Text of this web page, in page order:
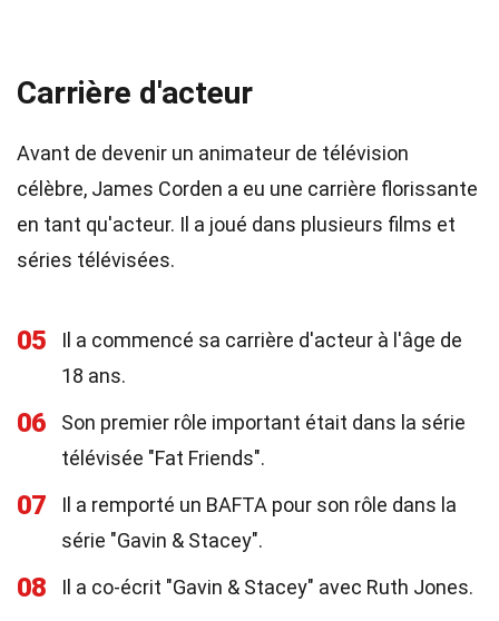
Carrière d'acteur
Avant de devenir un animateur de télévision
célèbre, James Corden a eu une carrière florissante
en tant qu'acteur. Il a joué dans plusieurs films et
séries télévisées.
05
Il a commencé sa carrière d'acteur à l'âge de
18 ans.
06
Son premier rôle important était dans la série
télévisée "Fat Friends".
07
Il a remporté un BAFTA pour son rôle dans la
série "Gavin & Stacey".
08 Il a co-écrit "Gavin & Stacey" avec Ruth Jones.